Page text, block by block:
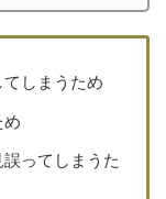
しまうため
め
ってしまうた